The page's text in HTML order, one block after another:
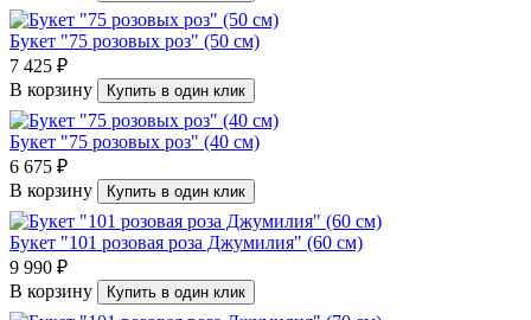
Букет "75 розовых роз" (50 см)
7 425 ₽
В корзину
Купить в один клик
Букет "75 розовых роз" (40 см)
6 675 ₽
В корзину
Купить в один клик
Букет "101 розовая роза Джумилия" (60 см)
9 990 ₽
В корзину
Купить в один клик